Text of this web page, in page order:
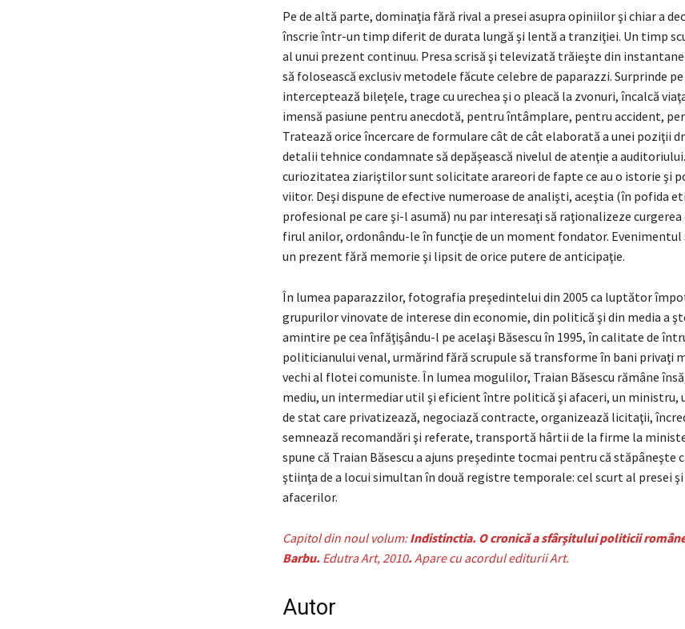
Pe de altă parte, dominaţia fără rival a presei asupra opiniilor şi chiar a
înscrie într-un timp diferit de durata lungă şi lentă a tranziţiei. Un timp
al unui prezent continuu. Presa scrisă şi televizată trăieşte din
să folosească exclusiv metodele făcute celebre de paparazzi. Surprinde
interceptează bileţele, trage cu urechea şi o pleacă la zvonuri, încalcă
imensă pasiune pentru anecdotă, pentru întâmplare, pentru accident,
Tratează orice încercare de formulare cât de cât elaborată a unei poziţii
detalii tehnice condamnate să depăşească nivelul de atenţie a
curiozitatea ziariştilor sunt solicitate arareori de fapte ce au o istorie şi
viitor. Deşi dispune de efective numeroase de analişti, aceştia (în pofida
profesional pe care şi-l asumă) nu par interesaţi să raţionalizeze
firul anilor, ordonându-le în funcţie de un moment fondator. Evenimentul
un prezent fără memorie şi lipsit de orice putere de anticipaţie.
În lumea paparazzilor, fotografia preşedintelui din 2005 ca luptător
grupurilor vinovate de interese din economie, din politică şi din media a
amintire pe cea înfăţişându-l pe acelaşi Băsescu în 1995, în calitate de
politicianului venal, urmărind fără scrupule să transforme în bani privaţi
vechi al flotei comuniste. În lumea mogulilor, Traian Băsescu rămâne
mediu, un intermediar util şi eficient între politică şi afaceri, un ministru,
de stat care privatizează, negociază contracte, organizează licitaţii,
semnează recomandări şi referate, transportă hârtii de la firme la
spune că Traian Băsescu a ajuns preşedinte tocmai pentru că stăpâneşte
ştiinţa de a locui simultan în două registre temporale: cel scurt al presei
afacerilor.
Capitol din noul volum:Indistinctia. O cronică a sfârşitului politicii
Barbu. Edutra Art, 2010.Apare cu acordul editurii Art.
Autor